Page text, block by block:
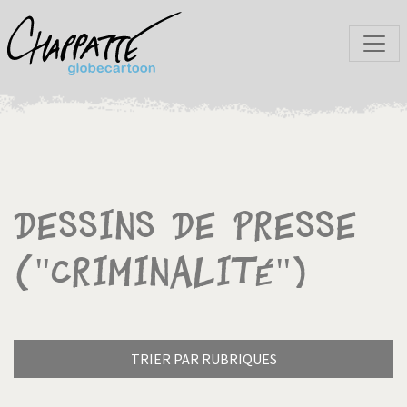
Dessins de presse
("Criminalité")
TRIER PAR RUBRIQUES